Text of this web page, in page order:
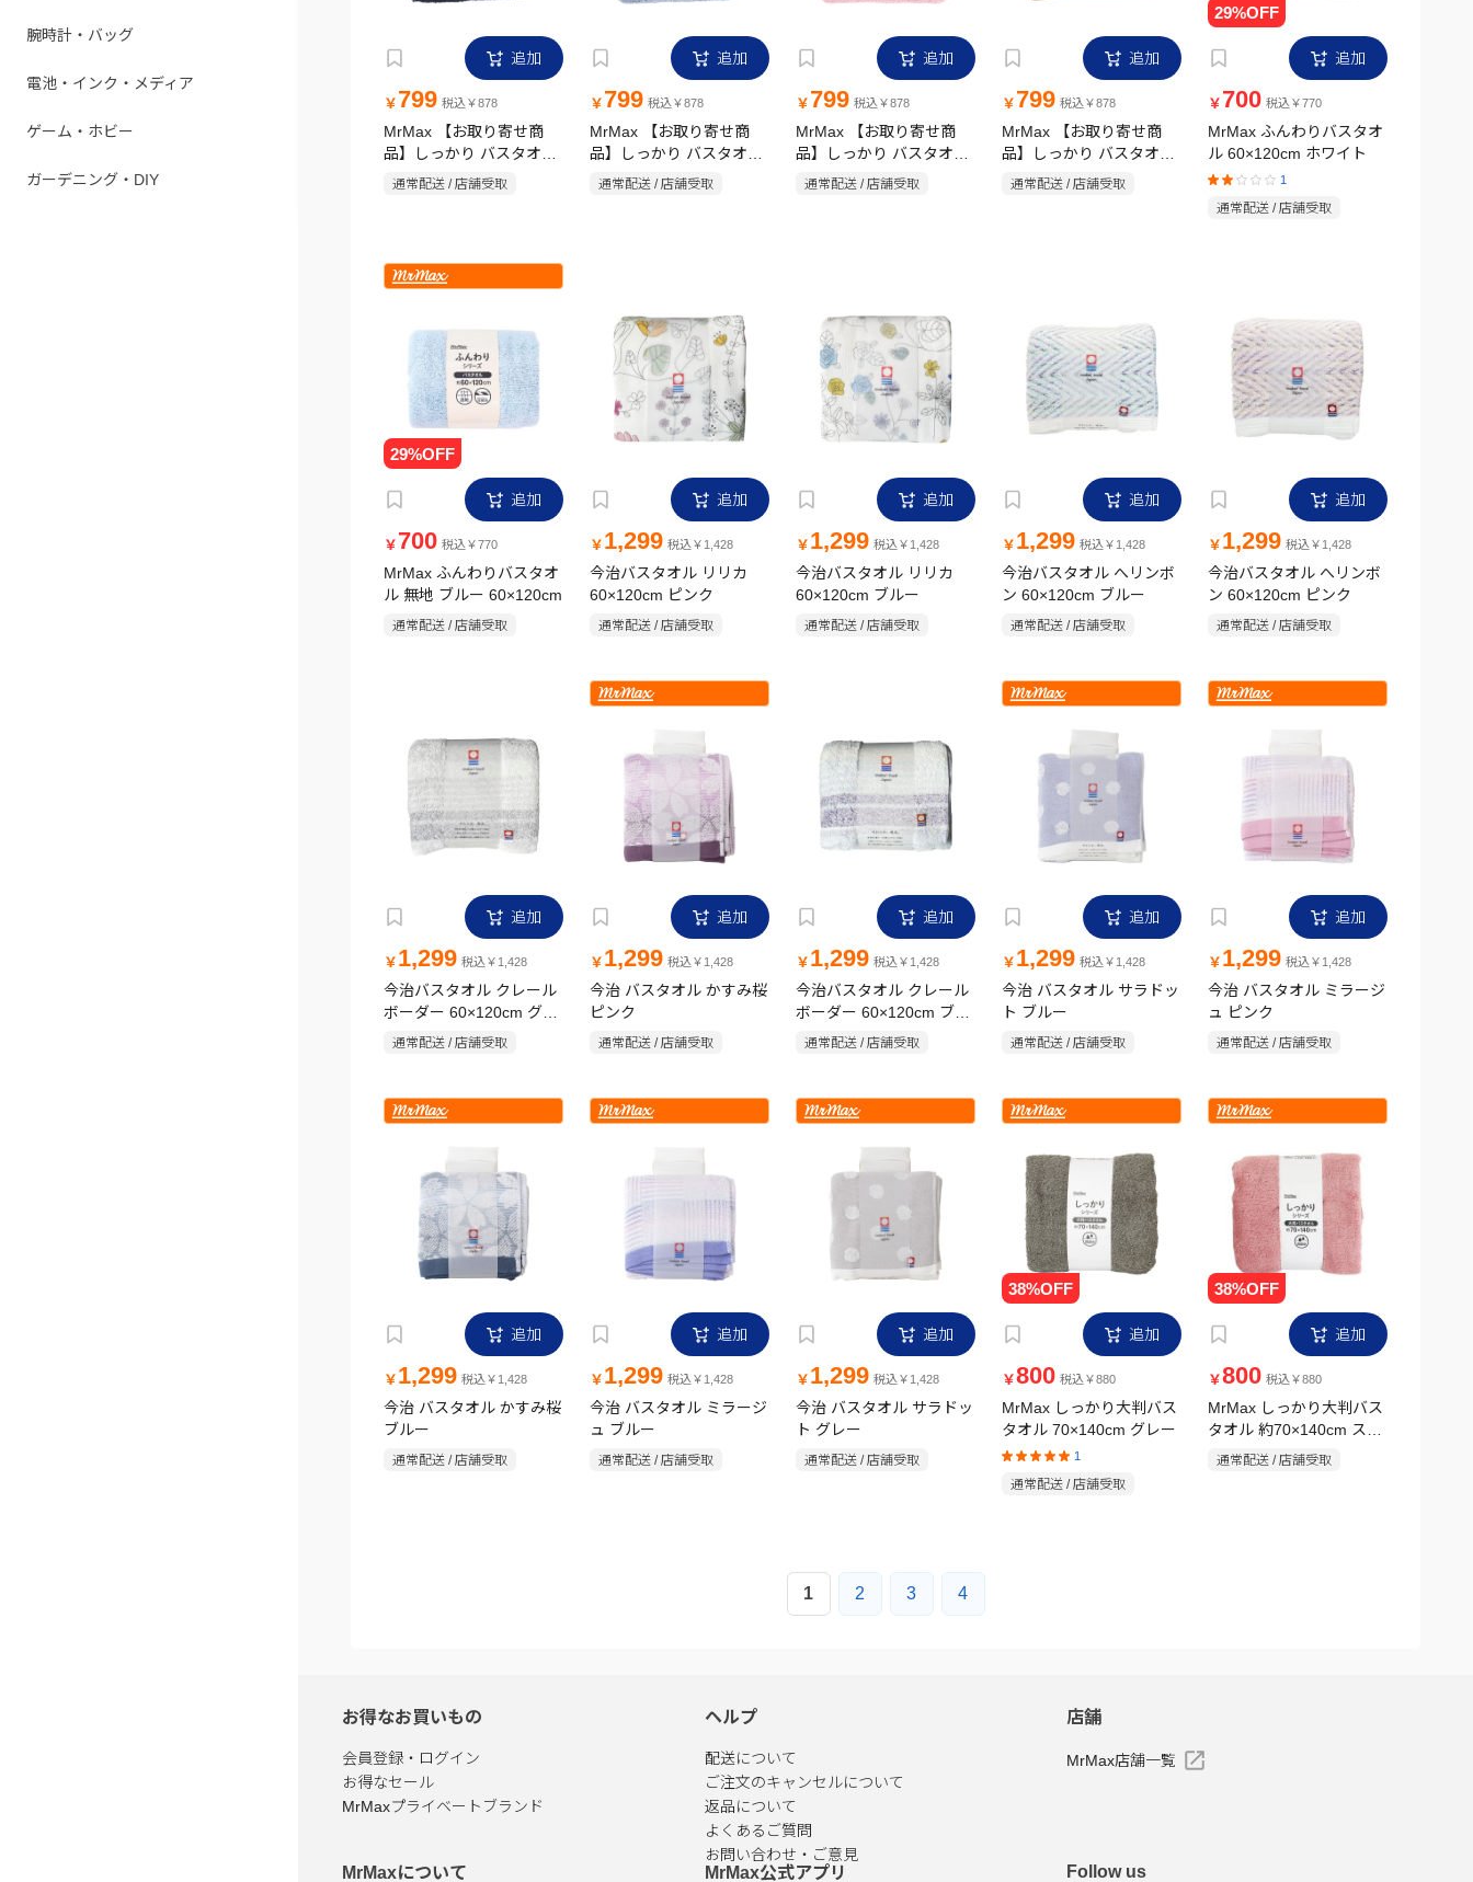
腕時計・バッグ
電池・インク・メディア
ゲーム・ホビー
ガーデニング・DIY
追加
￥ 799 税込￥878
MrMax 【お取り寄せ商
品】しっかり バスタオル
ループ付き 60×120cm 無
通常配送 / 店舗受取
追加
￥ 799 税込￥878
MrMax 【お取り寄せ商
品】しっかり バスタオル
ループ付き 60×120cm 無
通常配送 / 店舗受取
追加
￥ 799 税込￥878
MrMax 【お取り寄せ商
品】しっかり バスタオル
ループ付き 60×120cm 無
通常配送 / 店舗受取
追加
￥ 799 税込￥878
MrMax 【お取り寄せ商
品】しっかり バスタオル
ループ付き 60×120cm 無
通常配送 / 店舗受取
追加
￥ 700 税込￥770
MrMax ふんわりバスタオ
ル 60×120cm ホワイト
1
通常配送 / 店舗受取
追加
￥ 700 税込￥770
MrMax ふんわりバスタオ
ル 無地 ブルー 60×120cm
通常配送 / 店舗受取
追加
￥ 1,299 税込￥1,428
今治バスタオル リリカ
60×120cm ピンク
通常配送 / 店舗受取
追加
￥ 1,299 税込￥1,428
今治バスタオル リリカ
60×120cm ブルー
通常配送 / 店舗受取
追加
￥ 1,299 税込￥1,428
今治バスタオル へリンボ
ン 60×120cm ブルー
通常配送 / 店舗受取
追加
￥ 1,299 税込￥1,428
今治バスタオル へリンボ
ン 60×120cm ピンク
通常配送 / 店舗受取
追加
￥ 1,299 税込￥1,428
今治バスタオル クレール
ボーダー 60×120cm グレ
ー
通常配送 / 店舗受取
追加
￥ 1,299 税込￥1,428
今治 バスタオル かすみ桜
ピンク
通常配送 / 店舗受取
追加
￥ 1,299 税込￥1,428
今治バスタオル クレール
ボーダー 60×120cm ブル
ー
通常配送 / 店舗受取
追加
￥ 1,299 税込￥1,428
今治 バスタオル サラドッ
ト ブルー
通常配送 / 店舗受取
追加
￥ 1,299 税込￥1,428
今治 バスタオル ミラージ
ュ ピンク
通常配送 / 店舗受取
追加
￥ 1,299 税込￥1,428
今治 バスタオル かすみ桜
ブルー
通常配送 / 店舗受取
追加
￥ 1,299 税込￥1,428
今治 バスタオル ミラージ
ュ ブルー
通常配送 / 店舗受取
追加
￥ 1,299 税込￥1,428
今治 バスタオル サラドッ
ト グレー
通常配送 / 店舗受取
追加
￥800 税込￥880
MrMax しっかり大判バス
タオル 70×140cm グレー
1
通常配送 / 店舗受取
追加
￥800 税込￥880
MrMax しっかり大判バス
タオル 約70×140cm スモ
ーキーピンク
通常配送 / 店舗受取
1 2 3 4
お得なお買いもの
会員登録・ログイン
お得なセール
MrMaxプライベートブランド
ヘルプ
配送について
ご注文のキャンセルについて
返品について
よくあるご質問
お問い合わせ・ご意見
店舗
MrMax店舗一覧
MrMaxについて MrMax公式アプリ Follow us